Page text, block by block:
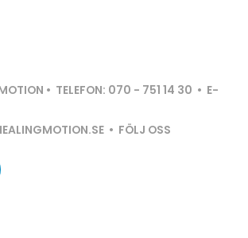
• TELEFON: 070 - 751 14 30 • E-
• FÖLJ OSS